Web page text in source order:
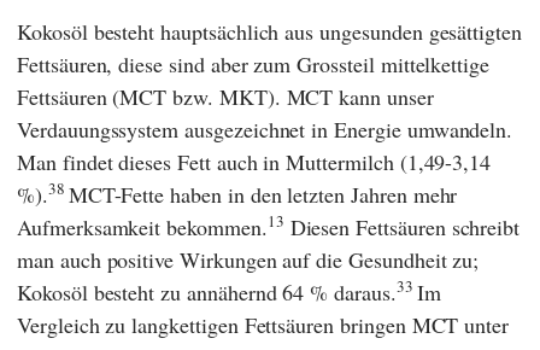
Kokosöl besteht hauptsächlich aus ungesunden gesättigten
Fettsäuren, diese sind aber zum Grossteil mittelkettige
Fettsäuren (MCT bzw. MKT). MCT kann unser
Verdauungssystem ausgezeichnet in Energie umwandeln.
Man findet dieses Fett auch in Muttermilch (1,49-3,14
%).38 MCT-Fette haben in den letzten Jahren mehr
Aufmerksamkeit bekommen.13 Diesen Fettsäuren schreibt
man auch positive Wirkungen auf die Gesundheit zu;
Kokosöl besteht zu annähernd 64 % daraus.33 Im
Vergleich zu langkettigen Fettsäuren bringen MCT unter